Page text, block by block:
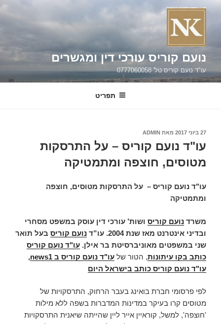
דילוג
נועם קוריס עורכי דין ומגשרים
עו"ד נועם קוריס טל' 0777060058
תפריט
פורסם
27 ביוני 2017 מאת ADMIN
עו"ד נועם קוריס – על התרסקות
מטוסים, חוצפה ומתמטיקה
עו"ד נועם קוריס – על התרסקות מטוסים, חוצפה
ומתמטיקה
משרד נועם קוריס ושות’ עורכי דין עוסק במשפט מסחרי
ובדיני אינטרנט מאז שנת 2004.
עו”ד נועם קוריס בעל תואר
שני במשפטים מאוניברסיטת בר אילן. עו"ד נועם קוריס
כותב בקו עיתונות, הטור של עו"ד נועם קוריס ב news1
,
עו"ד נועם קוריס כותב בישראל היום
לפי פרסומי חברת בואינג בעבר הרחוק, התרסקויות של
מטוסים קרו בעיקר במדינות המדברות בשפה ללא מילות
'חוצפה', למשל, קוראיין אייר ליין שהייתה שיאנית התרסקויות